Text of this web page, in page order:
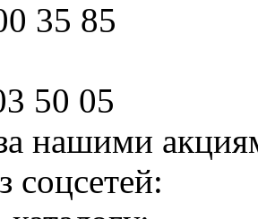
35 85
50 05
нашими
соцсетей: